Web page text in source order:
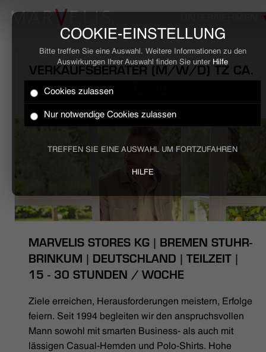
COOKIE-EINSTELLUNG
Bitte treffen Sie eine Auswahl. Weitere Informationen zu den
Auswirkungen Ihrer Auswahl finden Sie unter Hilfe
Cookies zulassen
Nur notwendige Cookies zulassen
TREFFEN SIE EINE AUSWAHL UM FORTZUFAHREN
HILFE
HOME
STELLENANGEBOTE
NACHHALTIGKEIT
HÄNDLERSUCHE
VERKAUFSBERATER (M/W/D) TZ CA.
15 - 30 STD. / WOCHE
MARVELIS STORES KG | BREMEN STUHR-
BRINKUM | DEUTSCHLAND | TEILZEIT |
15 - 30 STUNDEN / WOCHE
Ziele erreichen, Herausforderungen meistern, Erfolge
feiern. Seit 1994 begleiten wir den anspruchsvollen
Mann sowohl mit smarten Business- als auch mit
lässigen Casual-Hemden und Polo-Shirts. Hohe